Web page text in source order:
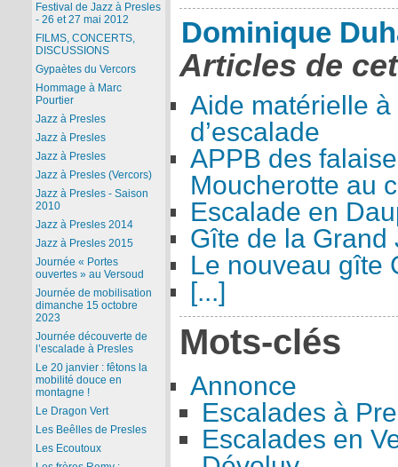
Dominique
Articles de
Aide matérielle à
d’escalade
APPB des
Moucherotte au
Escalade en
Gîte de la Grand
Le nouveau gîte
[...]
Mots-clés
Annonce
Escalades à
Escalades en
Festival de Jazz à Presles
- 26 et 27 mai 2012
FILMS, CONCERTS,
DISCUSSIONS
Gypaètes du Vercors
Hommage à Marc
Pourtier
Jazz à Presles
Jazz à Presles
Jazz à Presles
Jazz à Presles (Vercors)
Jazz à Presles - Saison
2010
Jazz à Presles 2014
Jazz à Presles 2015
Journée « Portes
ouvertes » au Versoud
Journée de mobilisation
dimanche 15 octobre
2023
Journée découverte de
l’escalade à Presles
Le 20 janvier : fêtons la
mobilité douce en
montagne !
Le Dragon Vert
Les Beêlles de Presles
Les Ecoutoux